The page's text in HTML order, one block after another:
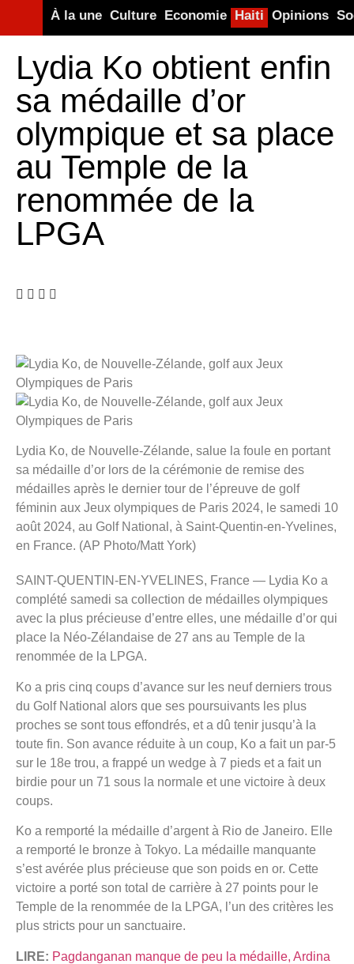
À la une Culture Economie Haiti Opinions
Lydia Ko obtient enfin
sa médaille d’or
olympique et sa place
au Temple de la
renommée de la
LPGA
Lydia Ko, de Nouvelle-Zélande, salue la foule en portant
sa médaille d’or lors de la cérémonie de remise des
médailles après le dernier tour de l’épreuve de golf
féminin aux Jeux olympiques de Paris 2024, le samedi 10
août 2024, au Golf National, à Saint-Quentin-en-Yvelines,
en France. (AP Photo/Matt York)
SAINT-QUENTIN-EN-YVELINES, France — Lydia Ko a
complété samedi sa collection de médailles olympiques
avec la plus précieuse d’entre elles, une médaille d’or qui
place la Néo-Zélandaise de 27 ans au Temple de la
renommée de la LPGA.
Ko a pris cinq coups d’avance sur les neuf derniers trous
du Golf National alors que ses poursuivants les plus
proches se sont tous effondrés, et a dû tenir jusqu’à la
toute fin. Son avance réduite à un coup, Ko a fait un par-5
sur le 18e trou, a frappé un wedge à 7 pieds et a fait un
birdie pour un 71 sous la normale et une victoire à deux
coups.
Ko a remporté la médaille d’argent à Rio de Janeiro. Elle
a remporté le bronze à Tokyo. La médaille manquante
s’est avérée plus précieuse que son poids en or. Cette
victoire a porté son total de carrière à 27 points pour le
Temple de la renommée de la LPGA, l’un des critères les
plus stricts pour un sanctuaire.
LIRE: Pagdanganan manque de peu la médaille, Ardina